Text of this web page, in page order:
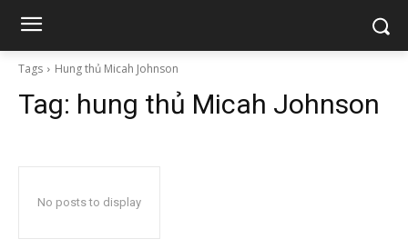
Tags Hung thủ Micah Johnson
Tag: hung thủ Micah Johnson
No posts to display